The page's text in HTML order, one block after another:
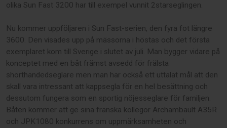
olika Sun Fast 3200 har till exempel vunnit 2starseglingen.
Nu kommer uppföljaren i Sun Fast-serien, den fyra fot längre
3600. Den visades upp på mässorna i höstas och det första
exemplaret kom till Sverige i slutet av juli. Man bygger vidare på
konceptet med en båt främst avsedd för frälsta
shorthandedseglare men man har också ett uttalat mål att den
skall vara intressant att kappsegla för en hel besättning och
dessutom fungera som en sportig nöjesseglare för familjen.
Båten kommer att ge sina franska kollegor Archambault A35R
och JPK1080 konkurrens om uppmärksamheten och